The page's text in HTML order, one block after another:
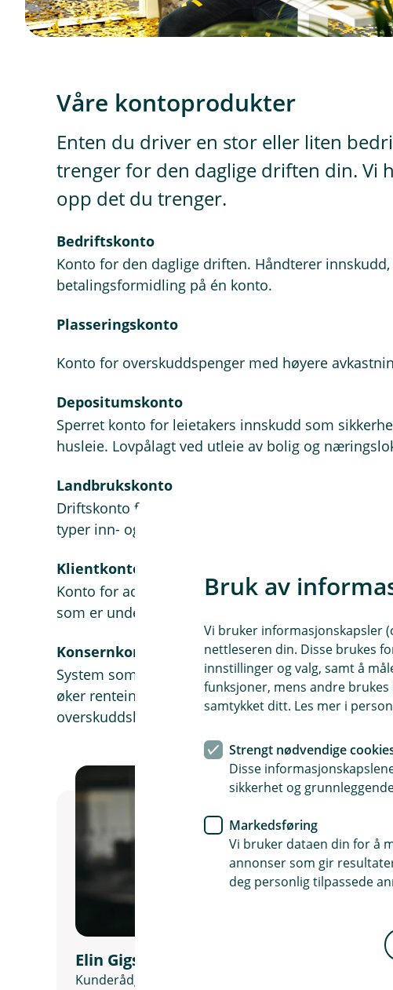
Våre kontoprodukter
Enten du driver en stor eller liten
trenger for den daglige driften din. Vi
opp det du trenger.
Bedriftskonto
Konto for den daglige driften. Håndterer
betalingsformidling på én konto.
Plasseringskonto
Konto for overskuddspenger med høyere
Depositumskonto
Sperret konto for leietakers innskudd som
husleie. Lovpålagt ved utleie av bolig og
Landbrukskonto
Driftskonto for selvstendig næringsdrivende
typer inn- og utbetalinger.
Klientkonto
Konto for advokater, eiendomsmeglere,
som er underlagt spesielle regler for oppbevaring
Konsernkontosystem
System som samler likviditet på tvers av
øker renteinntekter ved balansenetting og bedre
overskuddslikviditet.
Elin Gigstad
Kunderådgiver
Bruk av
Vi bruker informasjonskapsler
nettleseren din. Disse brukes
innstillinger og valg, samt å
funksjoner, mens andre
samtykket ditt. Les mer i
Strengt nødvendige
Disse
sikkerhet og
Markedsføring
Vi bruker dataen din for å
annonser som gir
deg personlig tilpassede